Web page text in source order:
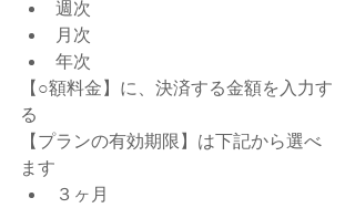
週次
月次
年次
【○額料金】に、決済する金額を入力す
る
【プランの有効期限】は下記から選べ
ます
３ヶ月